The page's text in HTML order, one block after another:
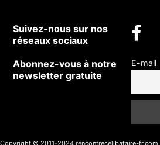
Suivez-nous sur nos
réseaux sociaux
Abonnez-vous à notre
newsletter gratuite
E-mail
Copyright © 2011-2024 rencontrecelibataire-fr.com